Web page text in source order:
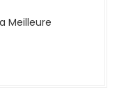
Meilleure